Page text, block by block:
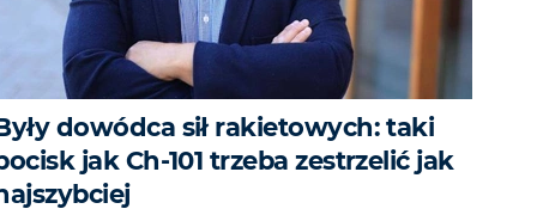
dowódca sił rakietowych: taki
jak Ch-101 trzeba zestrzelić jak